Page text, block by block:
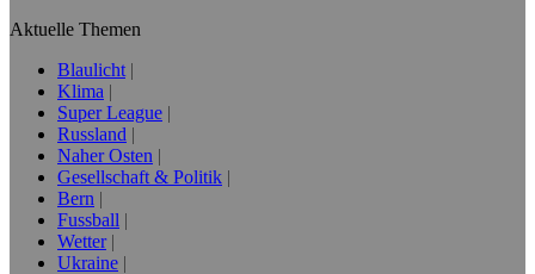
Aktuelle Themen
Blaulicht
Klima
Super League
Russland
Naher Osten
Gesellschaft & Politik
Bern
Fussball
Wetter
Ukraine